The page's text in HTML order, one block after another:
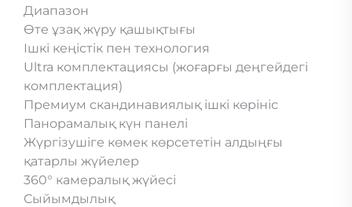
Диапазон
Өте ұзақ жүру қашықтығы
Ішкі кеңістік пен технология
Ultra комплектациясы (жоғарғы деңгейдегі
комплектация)
Премиум скандинавиялық ішкі көрініс
Панорамалық күн панелі
Жүргізушіге көмек көрсететін алдыңғы
қатарлы жүйелер
360° камералық жүйесі
Сыйымдылық